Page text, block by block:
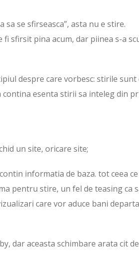
se sfirseasca”, asta nu e stire.
sfirsit pina acum, dar piinea s-a
despre care vorbesc: stirile sunt
esenta stirii sa inteleg din
un site, oricare site;
informatia de baza. tot ceea ce
pentru stire, un fel de teasing ca
care vor aduce bani
dar aceasta schimbare arata cit